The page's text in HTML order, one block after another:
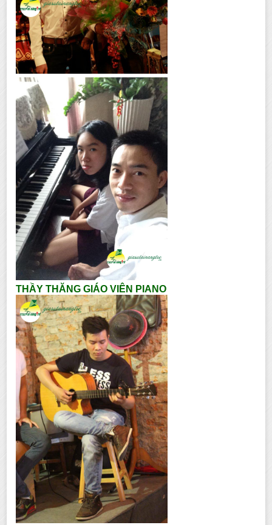
THẦY THĂNG GIÁO VIÊN PIANO